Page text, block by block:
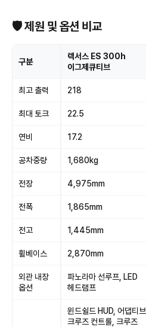
🛡 제원 및 옵션 비교
구분
렉서스 ES 300h
이그제큐티브
최고 출력 218
최대 토크 22.5
연비 17.2
공차중량 1,680kg
전장 4,975mm
전폭 1,865mm
전고 1,445mm
휠베이스 2,870mm
외관 내장
옵션
파노라마 선루프, LED
헤드램프
윈드쉴드 HUD, 어댑티브
크루즈 컨트롤, 크루즈